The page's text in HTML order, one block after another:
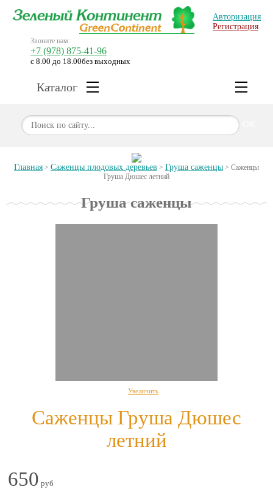
Звоните нам:
+7 (978) 875-41-96
с 8.00 до 18.00без выходных
Авторизация
Регистрация
Каталог
Главная > Саженцы плодовых деревьев > Груша саженцы > Саженцы
Груша Дюшес летний
Груша саженцы
Увеличить
Саженцы Груша Дюшес
летний
650 руб